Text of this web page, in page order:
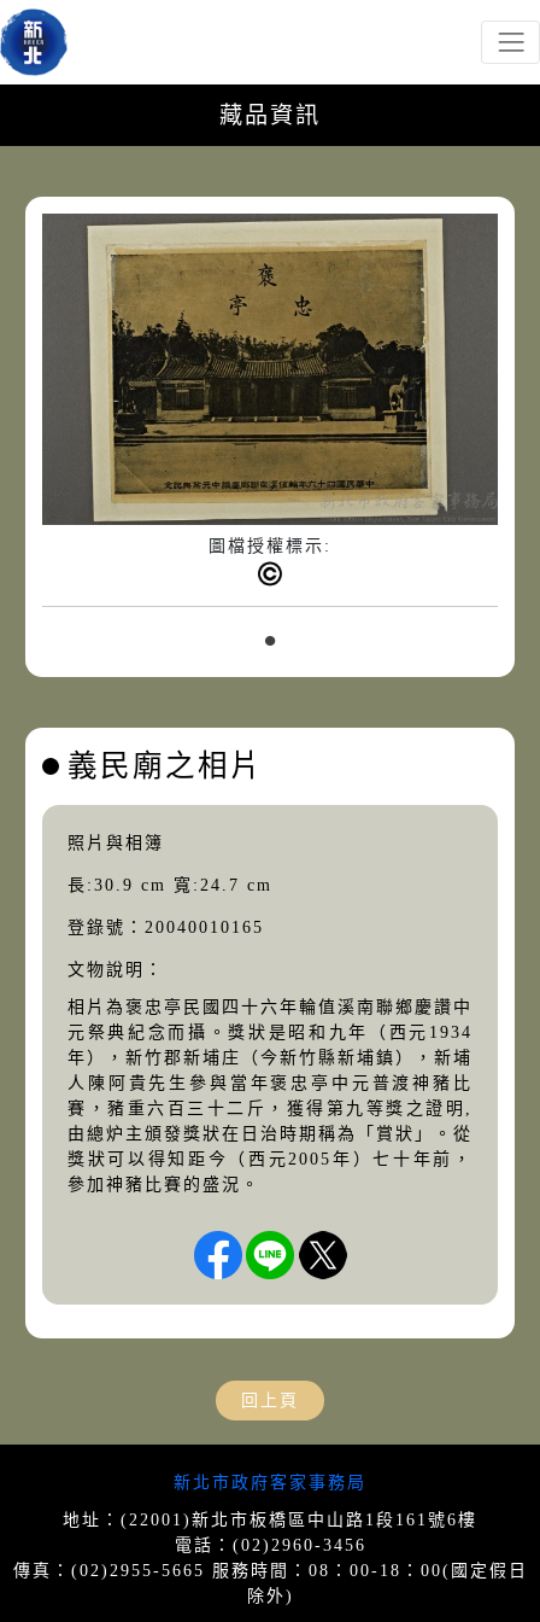
新北市政府客家事務局
網頁導覽
藏品資訊
圖檔授權標示:
義民廟之相片
照片與相簿
長:30.9 cm 寬:24.7 cm
登錄號：20040010165
文物說明：
相片為褒忠亭民國四十六年輪值溪南聯鄉慶讚中
元祭典紀念而攝。獎狀是昭和九年（西元1934
年），新竹郡新埔庄（今新竹縣新埔鎮），新埔
人陳阿貴先生參與當年褒忠亭中元普渡神豬比
賽，豬重六百三十二斤，獲得第九等獎之證明,
由總炉主頒發獎狀在日治時期稱為「賞狀」。從
獎狀可以得知距今（西元2005年）七十年前，
參加神豬比賽的盛況。
回上頁
新北市政府客家事務局
地址：(22001)新北市板橋區中山路1段161號6樓
電話：(02)2960-3456
傳真：(02)2955-5665 服務時間：08：00-18：00(國定假日
除外)